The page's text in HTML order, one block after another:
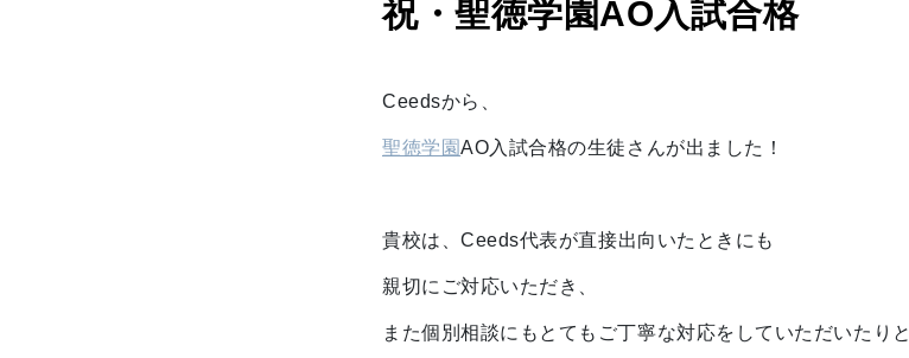
祝・聖徳学園AO入試合格
Ceedsから、
聖徳学園AO入試合格の生徒さんが出ました！
貴校は、Ceeds代表が直接出向いたときにも
親切にご対応いただき、
また個別相談にもとてもご丁寧な対応をしていただいたりと